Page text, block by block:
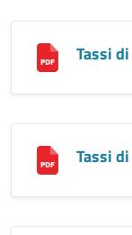
Tassi
Tassi